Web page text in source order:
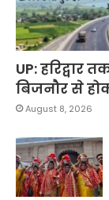
UP: हरिद्वार
बिजनौर से
August 8, 2026